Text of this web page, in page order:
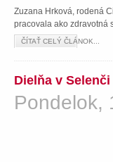
Zuzana Hrková, rodená
pracovala ako zdravotná
ČÍTAŤ CELÝ ČLÁNOK...
Dielňa v Selenči
Pondelok,